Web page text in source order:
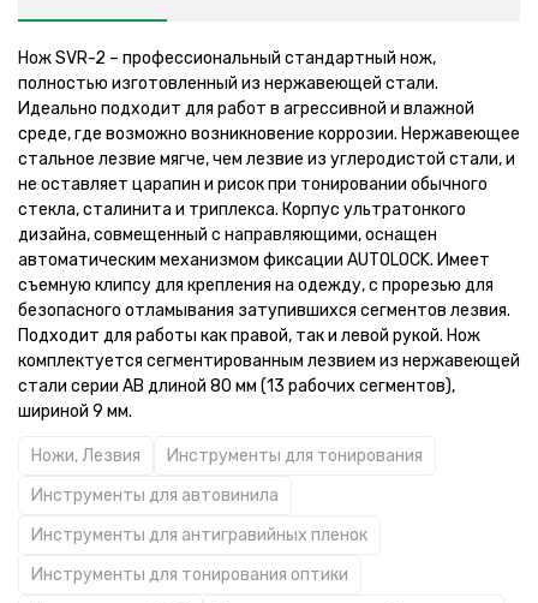
Нож SVR-2 – профессиональный стандартный нож,
полностью изготовленный из нержавеющей стали.
Идеально подходит для работ в агрессивной и влажной
среде, где возможно возникновение коррозии. Нержавеющее
стальное лезвие мягче, чем лезвие из углеродистой стали, и
не оставляет царапин и рисок при тонировании обычного
стекла, сталинита и триплекса. Корпус ультратонкого
дизайна, совмещенный с направляющими, оснащен
автоматическим механизмом фиксации AUTOLOCK. Имеет
съемную клипсу для крепления на одежду, с прорезью для
безопасного отламывания затупившихся сегментов лезвия.
Подходит для работы как правой, так и левой рукой. Нож
комплектуется сегментированным лезвием из нержавеющей
стали серии AB длиной 80 мм (13 рабочих сегментов),
шириной 9 мм.
Ножи, Лезвия
Инструменты для тонирования
Инструменты для автовинила
Инструменты для антигравийных пленок
Инструменты для тонирования оптики